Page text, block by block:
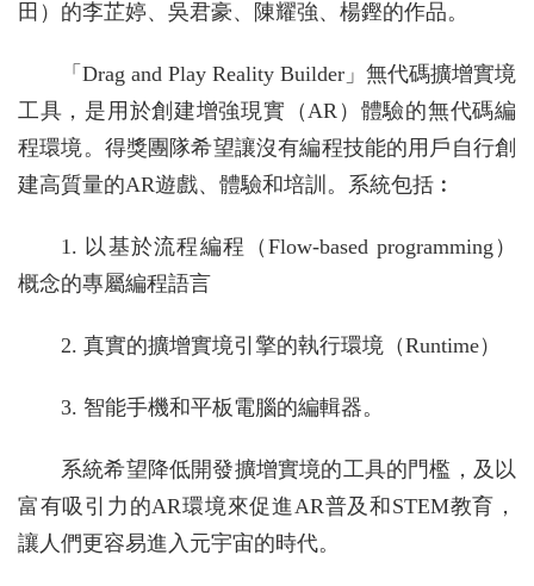
田）的李芷婷、吳君豪、陳耀強、楊鏗的作品。
「Drag and Play Reality Builder」無代碼擴增實境
工具，是用於創建增強現實（AR）體驗的無代碼編
程環境。得獎團隊希望讓沒有編程技能的用戶自行創
建高質量的AR遊戲、體驗和培訓。系統包括︰
1. 以基於流程編程（Flow-based programming）
概念的專屬編程語言
2. 真實的擴增實境引擎的執行環境（Runtime）
3. 智能手機和平板電腦的編輯器。
系統希望降低開發擴增實境的工具的門檻，及以
富有吸引力的AR環境來促進AR普及和STEM教育，
讓人們更容易進入元宇宙的時代。